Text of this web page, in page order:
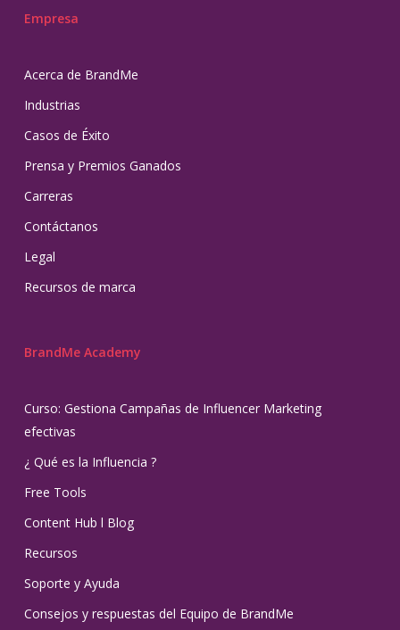
Empresa
Acerca de BrandMe
Industrias
Casos de Éxito
Prensa y Premios Ganados
Carreras
Contáctanos
Legal
Recursos de marca
BrandMe Academy
Curso: Gestiona Campañas de Influencer Marketing
efectivas
¿ Qué es la Influencia ?
Free Tools
Content Hub l Blog
Recursos
Soporte y Ayuda
Consejos y respuestas del Equipo de BrandMe